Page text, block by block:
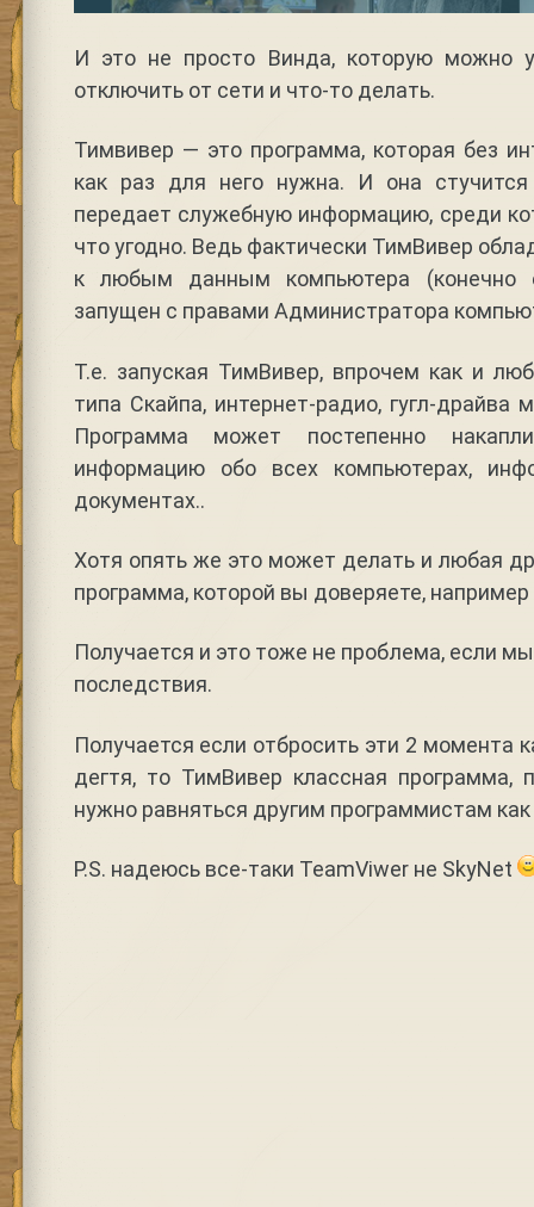
И это не просто Винда, которую можно
отключить от сети и что-то делать.
Тимвивер — это программа, которая без
как раз для него нужна. И она
передает служебную информацию, среди
что угодно. Ведь фактически ТимВивер
к любым данным компьютера (конечно
запущен с правами Администратора
Т.е. запуская ТимВивер, впрочем как и
типа Скайпа, интернет-радио, гугл-
Программа может постепенно
информацию обо всех компьютерах,
документах..
Хотя опять же это может делать и любая
программа, которой вы доверяете, например
Получается и это тоже не проблема, если
последствия.
Получается если отбросить эти 2 момента
дегтя, то ТимВивер классная программа,
нужно равняться другим программистам
P.S. надеюсь все-таки TeamViwer не SkyNet